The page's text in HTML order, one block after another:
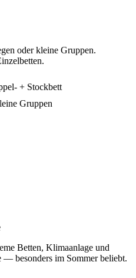
oder kleine Gruppen.
+ Stockbett
Gruppen
Betten, Klimaanlage und
— besonders im Sommer beliebt.